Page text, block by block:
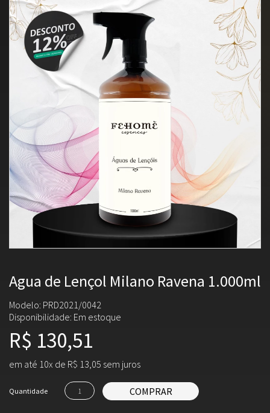
Agua de Lençol Milano Ravena 1.000ml
Modelo: PRD2021/0042
Disponibilidade: Em estoque
R$ 130,51
em até 10x de R$ 13,05 sem juros
Quantidade COMPRAR